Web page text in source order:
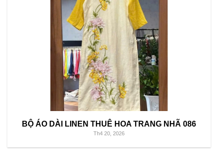
BỘ ÁO DÀI LINEN THUÊ HOA TRANG NHÃ 086
Th4 20, 2026